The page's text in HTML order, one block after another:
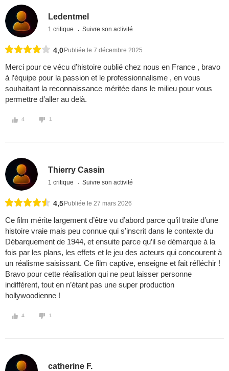
Ledentmel
1 critique Suivre son activité
4,0 Publiée le 7 décembre 2025
Merci pour ce vécu d’histoire oublié chez nous en France , bravo
à l’équipe pour la passion et le professionnalisme , en vous
souhaitant la reconnaissance méritée dans le milieu pour vous
permettre d’aller au delà.
4 1
Thierry Cassin
1 critique Suivre son activité
4,5 Publiée le 27 mars 2026
Ce film mérite largement d’être vu d’abord parce qu’il traite d’une
histoire vraie mais peu connue qui s’inscrit dans le contexte du
Débarquement de 1944, et ensuite parce qu’il se démarque à la
fois par les plans, les effets et le jeu des acteurs qui concourent à
un réalisme saisissant. Ce film captive, enseigne et fait réfléchir !
Bravo pour cette réalisation qui ne peut laisser personne
indifférent, tout en n’étant pas une super production
hollywoodienne !
4 1
catherine F.